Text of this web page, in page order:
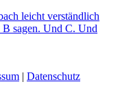
leicht verständlich
B sagen. Und C. Und
| Datenschutz